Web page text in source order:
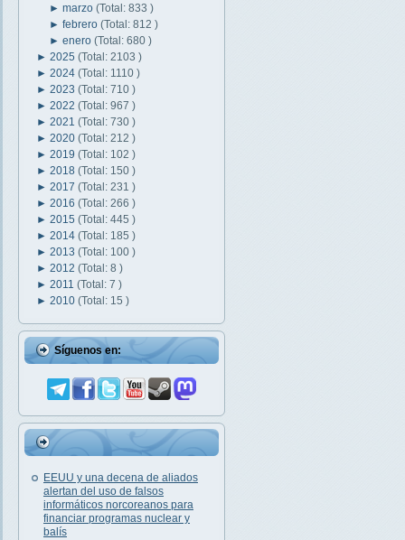
►marzo(Total: 833 )
►febrero(Total: 812 )
►enero(Total: 680 )
► 2025 (Total: 2103 )
► 2024 (Total: 1110 )
► 2023 (Total: 710 )
► 2022 (Total: 967 )
► 2021 (Total: 730 )
► 2020 (Total: 212 )
► 2019 (Total: 102 )
► 2018 (Total: 150 )
► 2017 (Total: 231 )
► 2016 (Total: 266 )
► 2015 (Total: 445 )
► 2014 (Total: 185 )
► 2013 (Total: 100 )
► 2012 (Total: 8 )
► 2011 (Total: 7 )
► 2010 (Total: 15 )
Síguenos en:
EEUU y una decena de aliados
alertan del uso de falsos
informáticos norcoreanos para
financiar programas nuclear y
balís